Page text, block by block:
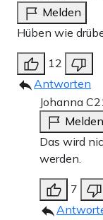
Melden
Hüben wie
12
Antworten
Johanna C
Melden
Das wird
werden.
7